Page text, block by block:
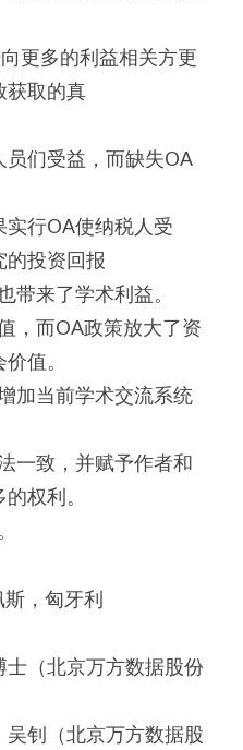
更多的利益相关方更
获取的真
们受益，而缺失OA
行OA使纳税人受
的投资回报
带来了学术利益。
，而OA政策放大了资
值。
加当前学术交流系统
一致，并赋予作者和
权利。
，匈牙利
（北京万方数据股份
钊（北京万方数据股